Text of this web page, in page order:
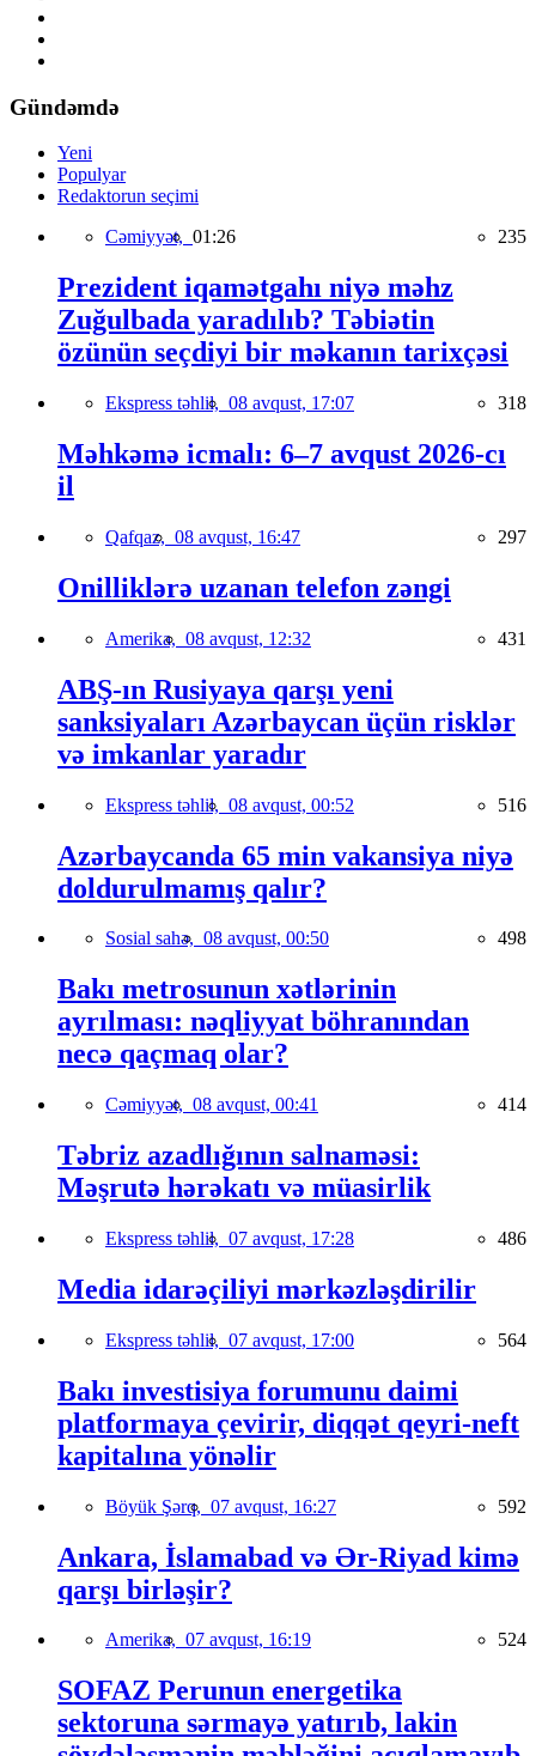
Gündəmdə
Yeni
Populyar
Redaktorun seçimi
Cəmiyyət, 01:26 235
Prezident iqamətgahı niyə məhz
Zuğulbada yaradılıb? Təbiətin
özünün seçdiyi bir məkanın tarixçəsi
Ekspress təhlil, 08 avqust, 17:07 318
Məhkəmə icmalı: 6–7 avqust 2026-cı
il
Qafqaz, 08 avqust, 16:47 297
Onilliklərə uzanan telefon zəngi
Amerika, 08 avqust, 12:32 431
ABŞ-ın Rusiyaya qarşı yeni
sanksiyaları Azərbaycan üçün risklər
və imkanlar yaradır
Ekspress təhlil, 08 avqust, 00:52 516
Azərbaycanda 65 min vakansiya niyə
doldurulmamış qalır?
Sosial sahə, 08 avqust, 00:50 498
Bakı metrosunun xətlərinin
ayrılması: nəqliyyat böhranından
necə qaçmaq olar?
Cəmiyyət, 08 avqust, 00:41 414
Təbriz azadlığının salnaməsi:
Məşrutə hərəkatı və müasirlik
Ekspress təhlil, 07 avqust, 17:28 486
Media idarəçiliyi mərkəzləşdirilir
Ekspress təhlil, 07 avqust, 17:00 564
Bakı investisiya forumunu daimi
platformaya çevirir, diqqət qeyri-neft
kapitalına yönəlir
Böyük Şərq, 07 avqust, 16:27 592
Ankara, İslamabad və Ər-Riyad kimə
qarşı birləşir?
Amerika, 07 avqust, 16:19 524
SOFAZ Perunun energetika
sektoruna sərmayə yatırıb, lakin